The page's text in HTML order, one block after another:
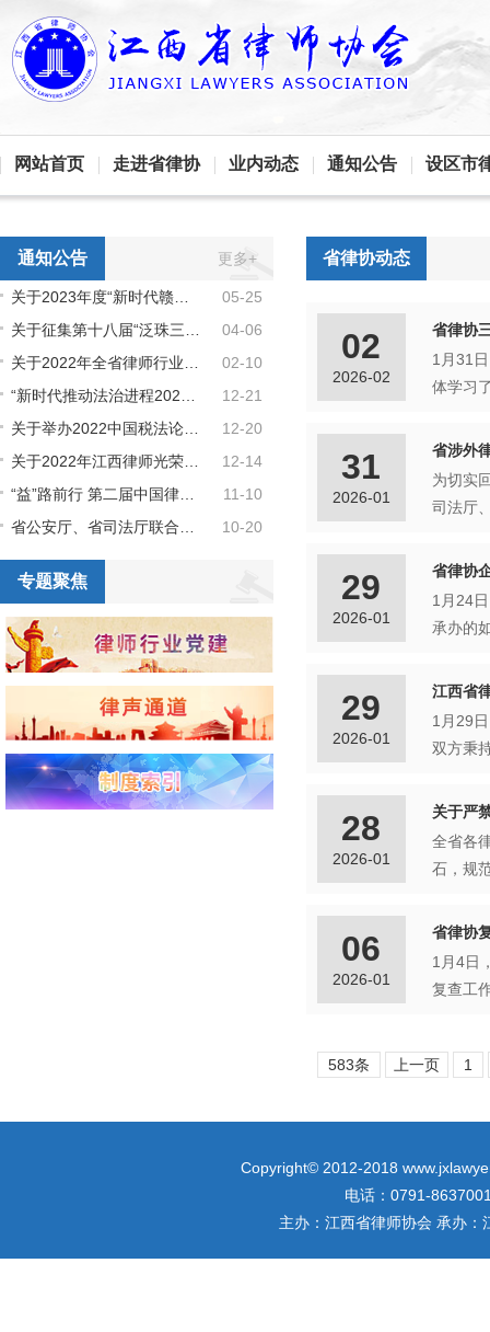
网站首页 走进省律协 业内动态 通知公告 设区市
通知公告 更多+
05-25
04-06
02-10
12-21
12-20
12-14
11-10
10-20
专题聚焦
省律协动态
02
2026-02
省律协
1月31
31
2026-01
省涉外
为切实
29
2026-01
省律协
1月24
29
2026-01
江西省
1月29
28
2026-01
关于严
全省各
06
2026-01
省律协
1月4日
583条 上一页 1
Copyright© 2012-2018
电话：0791-
主办：江西省律师协会 承办